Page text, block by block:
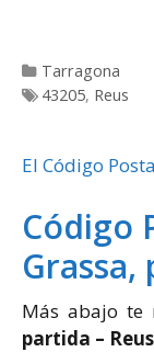
Categorías
Tarragona
Etiquetas
43205, Reus
El Código
Código
Grassa,
Más abajo te
partida – Reus